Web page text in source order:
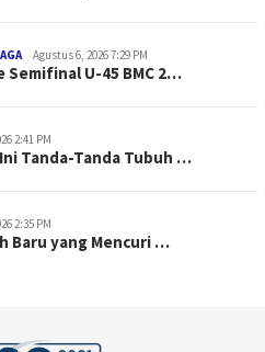
Agustus 6, 2026 7:29 PM
Semifinal U-45 BMC 2…
2:41 PM
Tanda-Tanda Tubuh …
2:35 PM
Baru yang Mencuri …